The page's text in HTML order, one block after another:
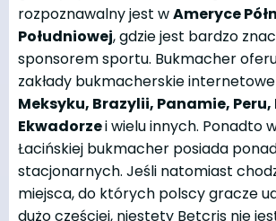
rozpoznawalny jest wAmeryce
Południowej, gdzie jest bardzo
sponsorem sportu. Bukmacher
zakłady bukmacherskie
Meksyku, Brazylii, Panamie,
Ekwadorzei wielu innych. Ponadto
Łacińskiej bukmacher posiada
stacjonarnych. Jeśli natomiast
miejsca, do których polscy gracze
dużo częściej, niestety Betcris nie